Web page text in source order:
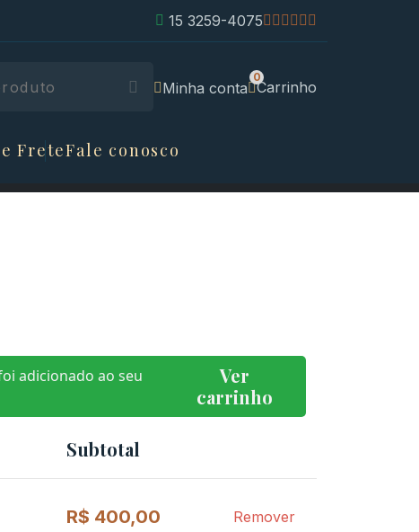
15 3259-4075
Minha conta Carrinho
FreteFale conosco
Ver
carrinho
adicionado ao seu
Subtotal
item
R$ 400,00 Remover